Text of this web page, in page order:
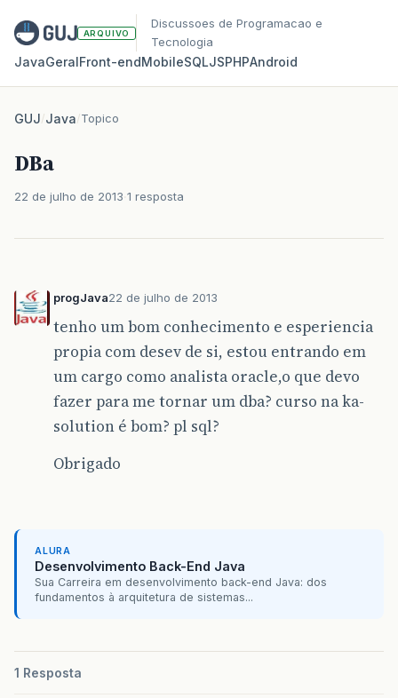
ARQUIVO
Discussoes de Programacao e
Tecnologia
JavaGeralFront‑endMobileSQLJSPHPAndroid
GUJ/Java/Topico
DBa
22 de julho de 2013 1 resposta
progJava22 de julho de 2013
tenho um bom conhecimento e esperiencia
propia com desev de si, estou entrando em
um cargo como analista oracle,o que devo
fazer para me tornar um dba? curso na ka-
solution é bom? pl sql?
Obrigado
ALURA
Desenvolvimento Back-End Java
Sua Carreira em desenvolvimento back-end Java: dos
fundamentos à arquitetura de sistemas...
1 Resposta